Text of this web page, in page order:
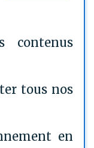
contenus
tous nos
en